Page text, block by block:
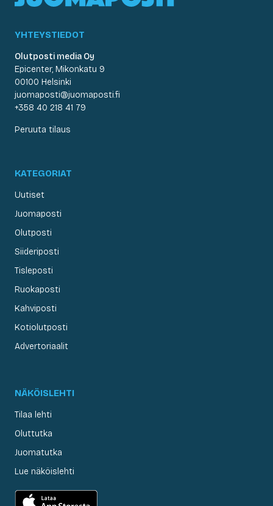
YHTEYSTIEDOT
Olutposti media Oy
Epicenter, Mikonkatu 9
00100 Helsinki
juomaposti@juomaposti.fi
+358 40 218 41 79
Peruuta tilaus
KATEGORIAT
Uutiset
Juomaposti
Olutposti
Siideriposti
Tisleposti
Ruokaposti
Kahviposti
Kotiolutposti
Advertoriaalit
NÄKÖISLEHTI
Tilaa lehti
Oluttutka
Juomatutka
Lue näköislehti